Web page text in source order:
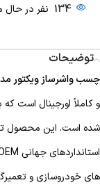
134 نفر در
توضیحات
چسب واشرساز ویکتور مدل 45 میلی ساخت
و کاملاً اورجینال است
های خودروسازی و